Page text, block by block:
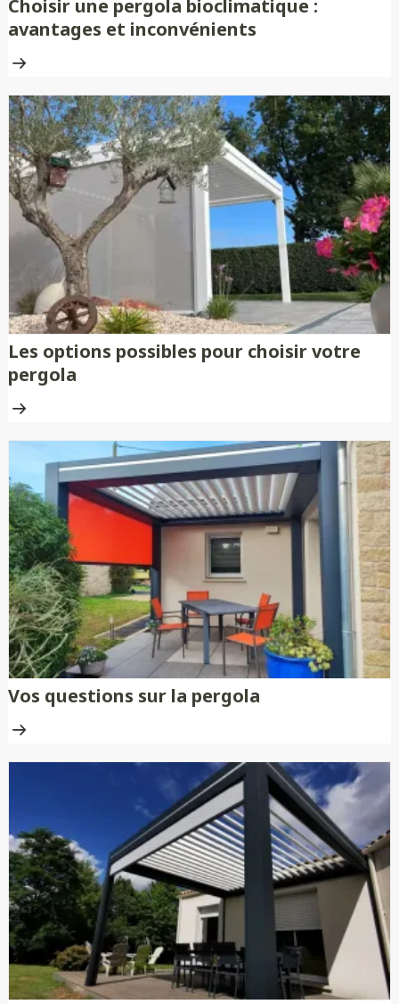
Choisir une pergola bioclimatique :
avantages et inconvénients
Les options possibles pour choisir votre
pergola
Vos questions sur la pergola